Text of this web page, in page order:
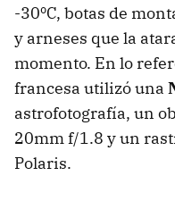
-30ºC, botas de
y arneses que la
momento. En lo
francesa utilizó una
astrofotografía, un
20mm f/1.8 y un
Polaris.